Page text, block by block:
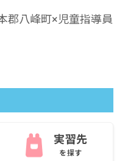
郡八峰町×児童指導員
実習先
を探す